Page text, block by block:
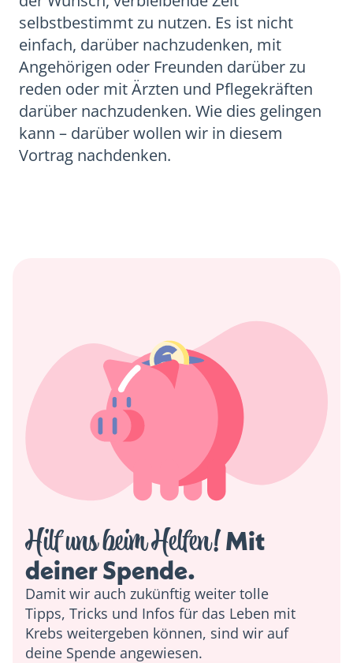
selbstbestimmt zu nutzen. Es ist nicht
einfach, darüber nachzudenken, mit
Angehörigen oder Freunden darüber zu
reden oder mit Ärzten und Pflegekräften
darüber nachzudenken. Wie dies gelingen
kann – darüber wollen wir in diesem
Vortrag nachdenken.
Hilf uns beim Helfen! Mit
deiner Spende.
Damit wir auch zukünftig weiter tolle
Tipps, Tricks und Infos für das Leben mit
Krebs weitergeben können, sind wir auf
deine Spende angewiesen.